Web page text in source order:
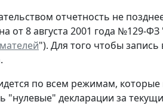
отчетность не
от 8 августа 2001 года №129-ФЗ
"). Для того чтобы
по всем режимам,
декларации за